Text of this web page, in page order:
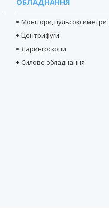
Монітори, пульсоксиметри
Центрифуги
Ларингоскопи
Силове обладнання